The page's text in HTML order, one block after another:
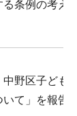
る条例の考え
野区子ども
て」を報告